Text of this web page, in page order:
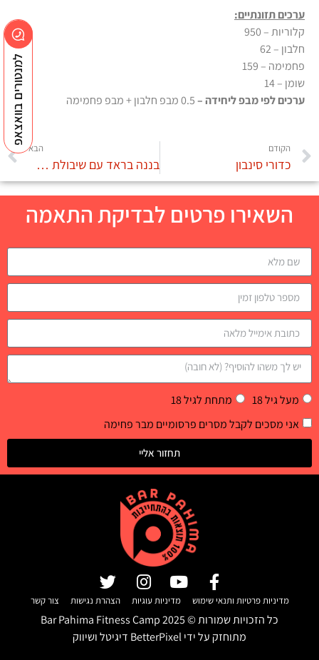
ערכים תזונתיים:
קלוריות – 950
חלבון – 62
פחמימה – 159
שומן – 14
ערכים לפי מבפ ליחידה –0.5 מבפ חלבון + מבפ פחמימה
הקודם
כדורי סינבון
הבא
בננה בראד עם שיבולת שועל, קינמון וגלידה
השאירו פרטים לבדיקת התאמה
מעל גיל 18
מתחת לגיל 18
אני מסכים לקבל מסרים פרסומיים מבר פחימה
תחזור אליי
מדיניות פרטיות ותנאי שימוש מדיניות עוגיות הצהרת נגישות צור קשר
כל הזכויות שמורות © Bar Pahima Fitness Camp2025
מתוחזק על ידיBetterPixel דיגיטל ושיווק
למנטורים בוואצאפ